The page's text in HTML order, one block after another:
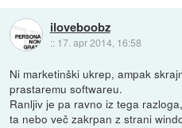
iloveboobz
:: 17. apr 2014, 16:58
Ni marketinški ukrep, ampak
prastaremu softwareu.
Ranljiv je pa ravno iz tega
ta nebo več zakrpan z strani